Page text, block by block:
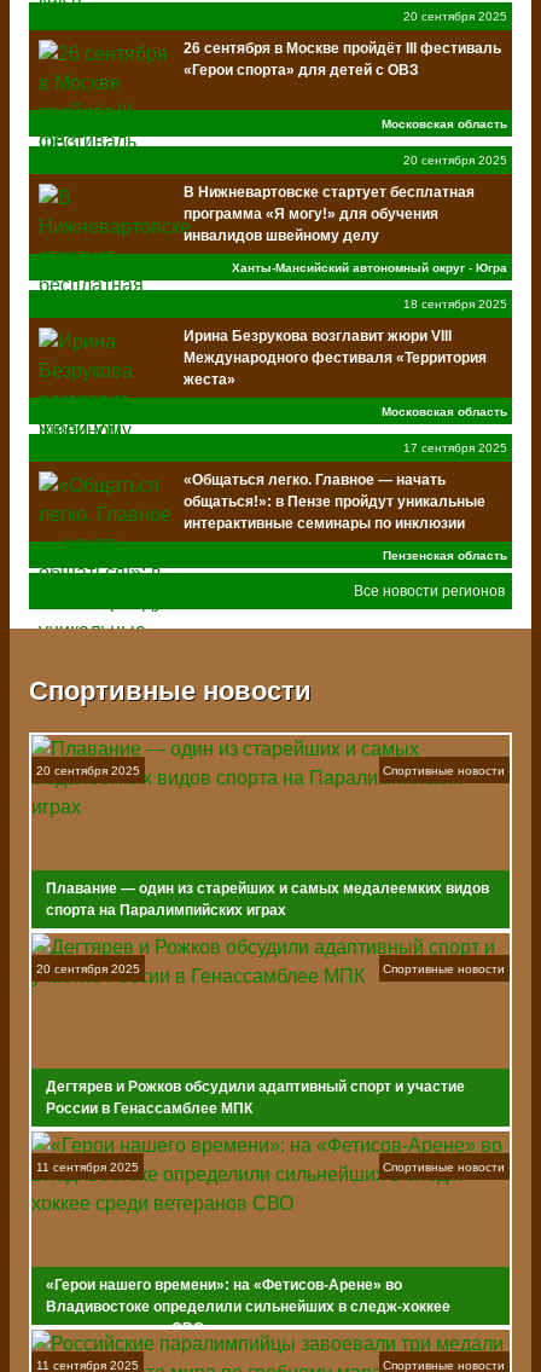
20 сентября 2025
26 сентября в Москве пройдёт III фестиваль
«Герои спорта» для детей с ОВЗ
Московская область
20 сентября 2025
В Нижневартовске стартует бесплатная
программа «Я могу!» для обучения
инвалидов швейному делу
Ханты-Мансийский автономный округ - Югра
18 сентября 2025
Ирина Безрукова возглавит жюри VIII
Международного фестиваля «Территория
жеста»
Московская область
17 сентября 2025
«Общаться легко. Главное — начать
общаться!»: в Пензе пройдут уникальные
интерактивные семинары по инклюзии
Пензенская область
Все новости регионов
Спортивные новости
20 сентября 2025
Плавание — один из старейших и самых медалеемких видов
спорта на Паралимпийских играх
Спортивные новости
20 сентября 2025
Дегтярев и Рожков обсудили адаптивный спорт и участие
России в Генассамблее МПК
Спортивные новости
11 сентября 2025
«Герои нашего времени»: на «Фетисов-Арене» во
Владивостоке определили сильнейших в следж-хоккее
среди ветеранов СВО
Спортивные новости
11 сентября 2025 Спортивные новости